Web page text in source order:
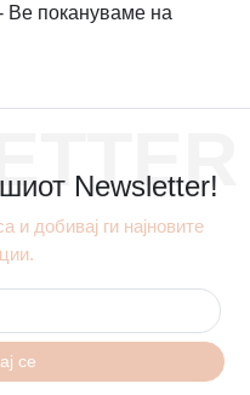
Ве покануваме на
Newsletter!
и добивај ги најновите
се